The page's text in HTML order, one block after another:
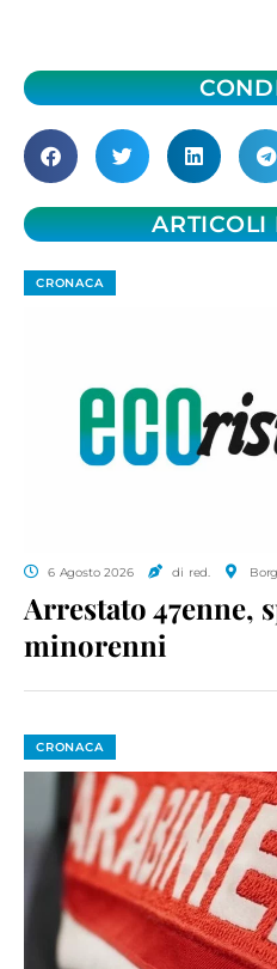
ARTICOLI
CRONACA
6 Agosto 2026 di red.
Arrestato 47enne,
minorenni
CRONACA